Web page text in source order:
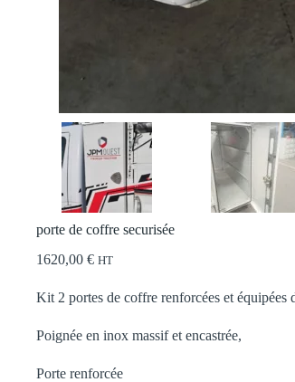
porte de coffre securisée
1620,00 € HT
Kit 2 portes de coffre renforcées et équipées
Poignée en inox massif et encastrée,
Porte renforcée